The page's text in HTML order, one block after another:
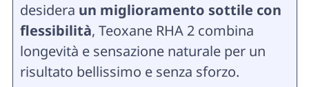
desidera un miglioramento sottile con
flessibilità, Teoxane RHA 2 combina
longevità e sensazione naturale per un
risultato bellissimo e senza sforzo.